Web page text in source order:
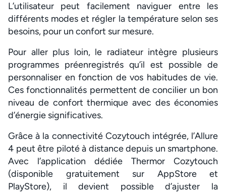
L’utilisateur peut facilement naviguer entre les
différents modes et régler la température selon ses
besoins, pour un confort sur mesure.
Pour aller plus loin, le radiateur intègre plusieurs
programmes préenregistrés qu’il est possible de
personnaliser en fonction de vos habitudes de vie.
Ces fonctionnalités permettent de concilier un bon
niveau de confort thermique avec des économies
d’énergie significatives.
Grâce à la connectivité Cozytouch intégrée, l’Allure
4 peut être piloté à distance depuis un smartphone.
Avec l’application dédiée Thermor Cozytouch
(disponible gratuitement sur AppStore et
PlayStore), il devient possible d’ajuster la